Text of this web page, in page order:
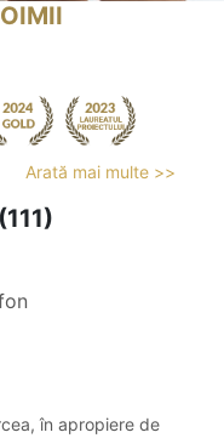
Arată mai multe >>
(111)
în apropiere de